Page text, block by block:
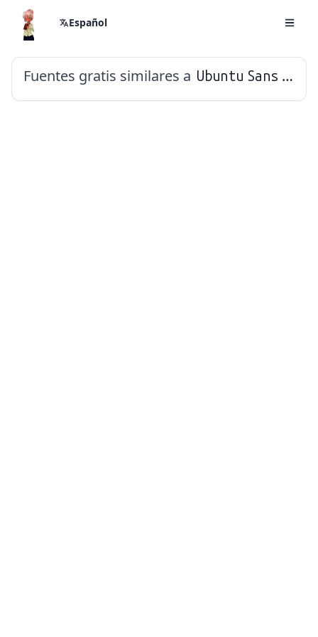
Español
Fuentes gratis similares a Ubuntu Sans Mono